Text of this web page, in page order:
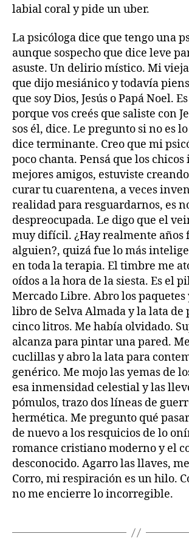
labial coral y pide un uber.
La psicóloga dice que tengo una
aunque sospecho que dice leve
asuste. Un delirio místico. Mi
que dijo mesiánico y todavía
que soy Dios, Jesús o Papá Noel.
porque vos creés que saliste con
sos él, dice. Le pregunto si no es
dice terminante. Creo que mi
poco chanta. Pensá que los
mejores amigos, estuviste
curar tu cuarentena, a veces
realidad para resguardarnos, es
despreocupada. Le digo que el
muy difícil. ¿Hay realmente años
alguien?, quizá fue lo más
en toda la terapia. El timbre me
oídos a la hora de la siesta. Es el
Mercado Libre. Abro los paquetes
libro de Selva Almada y la lata de
cinco litros. Me había olvidado.
alcanza para pintar una pared.
cuclillas y abro la lata para
genérico. Me mojo las yemas de
esa inmensidad celestial y las
pómulos, trazo dos líneas de
hermética. Me pregunto qué
de nuevo a los resquicios de lo
romance cristiano moderno y el
desconocido. Agarro las llaves,
Corro, mi respiración es un hilo.
no me encierre lo incorregible.